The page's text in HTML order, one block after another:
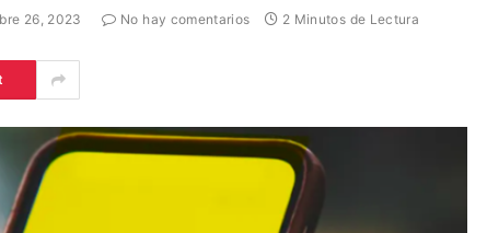
26, 2023 No hay comentarios 2 Minutos de Lectura